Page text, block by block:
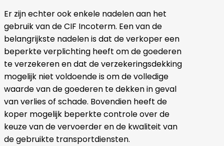
Er zijn echter ook enkele nadelen aan het
gebruik van de CIF Incoterm. Een van de
belangrijkste nadelen is dat de verkoper een
beperkte verplichting heeft om de goederen
te verzekeren en dat de verzekeringsdekking
mogelijk niet voldoende is om de volledige
waarde van de goederen te dekken in geval
van verlies of schade. Bovendien heeft de
koper mogelijk beperkte controle over de
keuze van de vervoerder en de kwaliteit van
de gebruikte transportdiensten.